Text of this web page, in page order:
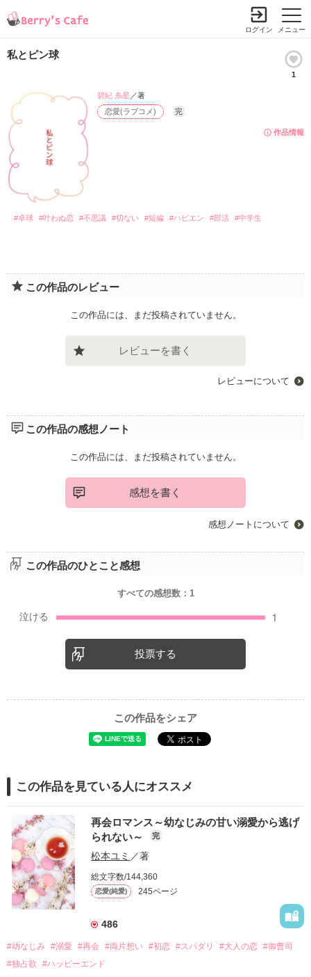
メニュー
ログイン
私とピン球
1
作品情報
恋愛(ラブコメ) 完
碧紀 糸星 ／著
#卓球 #叶わぬ恋 #不思議 #切ない #短編 #ハピエン #部活 #中学生
この作品のレビュー
この作品には、まだ投稿されていません。
レビューを書く
レビューについて
この作品の感想ノート
この作品には、まだ投稿されていません。
感想を書く
感想ノートについて
この作品のひとこと感想
すべての感想数： 1
投票する
この作品をシェア
この作品を見ている人にオススメ
再会ロマンス～幼なじみの甘い溺愛から逃げ
られない～
完
松本ユミ ／著
総文字数/144,360
恋愛(純愛) 245ページ
486
#幼なじみ #溺愛 #再会 #両片想い #初恋 #スパダリ #大人の恋 #御曹司
#独占欲
#ハッピーエンド